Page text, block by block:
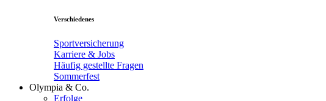
Verschiedenes
Sportversicherung
Karriere & Jobs
Häufig gestellte Fragen
Sommerfest
Olympia & Co.
Erfolge